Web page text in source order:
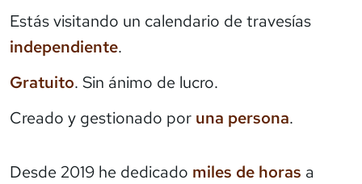
Estás visitando un calendario de travesías
independiente.
Gratuito. Sin ánimo de lucro.
Creado y gestionado por una persona.
Desde 2019 he dedicado miles de horas a